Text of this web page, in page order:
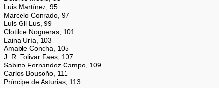
Luis Martínez, 95
Marcelo Conrado, 97
Luis Gil Lus, 99
Clotilde Nogueras, 101
Laina Uría, 103
Amable Concha, 105
J. R. Tolivar Faes, 107
Sabino Fernández Campo, 109
Carlos Bousoño, 111
Príncipe de Asturias, 113